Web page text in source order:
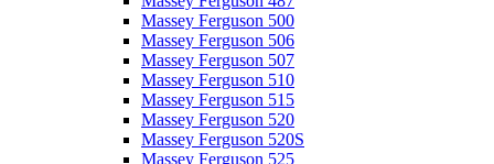
Massey Ferguson 500
Massey Ferguson 506
Massey Ferguson 507
Massey Ferguson 510
Massey Ferguson 515
Massey Ferguson 520
Massey Ferguson 520S
Massey Ferguson 525